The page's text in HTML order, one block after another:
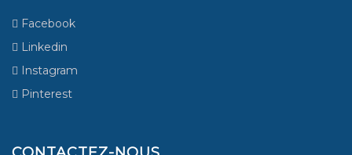
Facebook
Linkedin
Instagram
Pinterest